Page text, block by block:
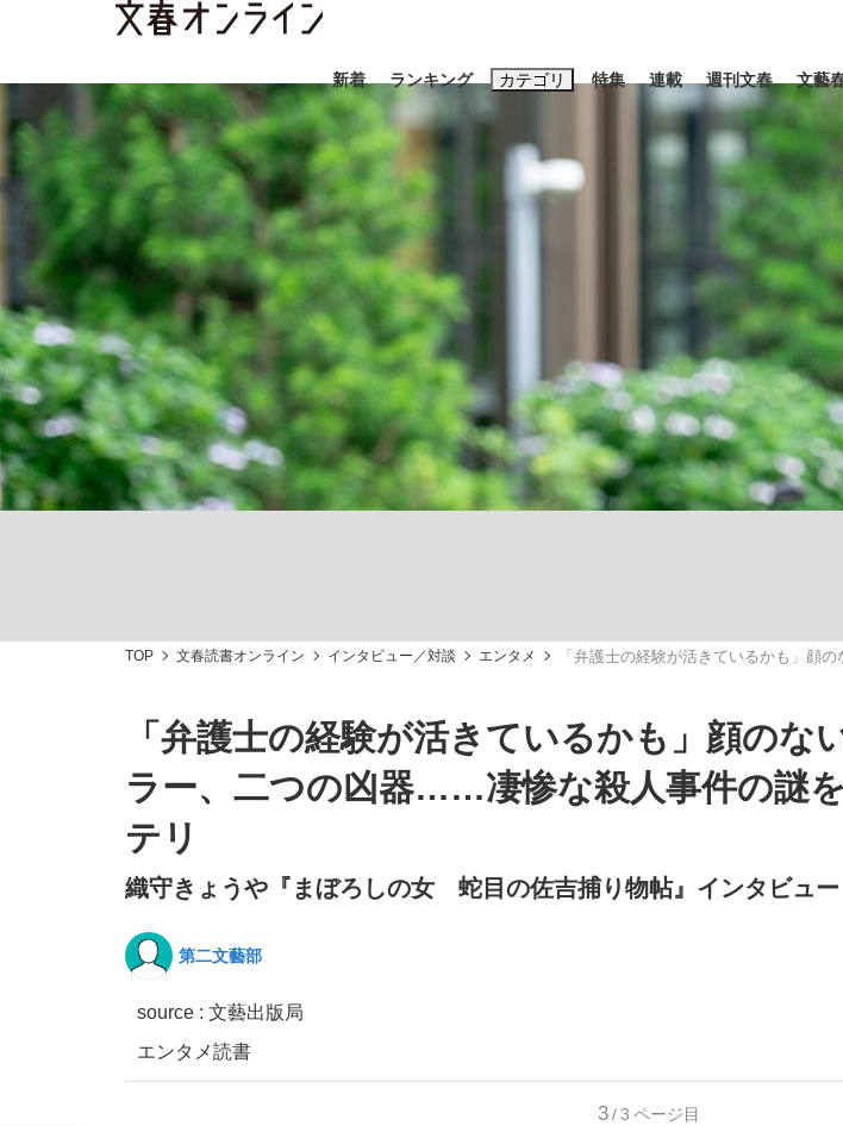
新着 ランキング カテゴリ
スクープ ニュース エンタメ
「90%は失敗する。でも…」本田圭佑が初めて明かした日本代表監督に...
「敗因分析は一切聞かれなかった」侍ジャパン選手が証言した“NPB聞...
「目標達成できなかったからと言って…」サッカー日本代表・森保一監督...
特集
終戦から81年
キングの誕生を、目撃せよ。
連載 週刊文春 文藝
キー
おすすめのキーワードタグ一覧
#藤田晋 #高市早苗 #後藤真希 #森
#玉木雄一郎
TOP 文春読書オンライン インタビュー／対談 エンタメ 「弁護士の経験が活きているかも」顔
「弁護士の経験が活きているかも」顔のな
ラー、二つの凶器……凄惨な殺人事件の謎
テリ
織守きょうや『まぼろしの女 蛇目の佐吉捕り物帖』インタビュー
第二文藝部
source : 文藝出版局
エンタメ読書
3/3 ページ目